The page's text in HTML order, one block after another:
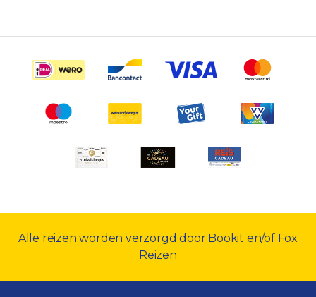
Alle reizen worden verzorgd door Bookit en/of Fox
Reizen